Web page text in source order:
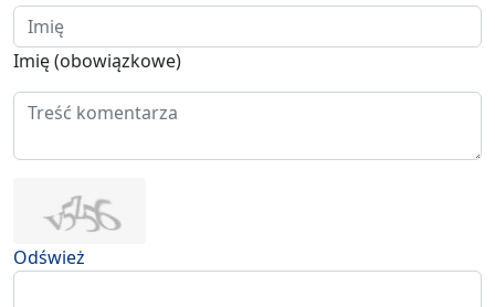
Imię (obowiązkowe)
Odśwież